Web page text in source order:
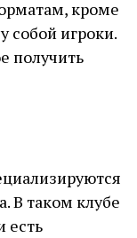
кроме
собой игроки.
получить
В таком клубе
есть